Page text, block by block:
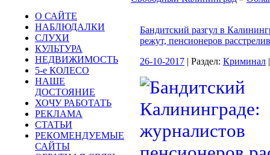
О САЙТЕ
НАБЛЮДАЛКИ
СЛУХИ
КУЛЬТУРА
НЕДВИЖИМОСТЬ
5-е КОЛЕСО
НАШЕ
ДОСТОЯНИЕ
ХОЧУ РАБОТАТЬ
РЕКЛАМА
СТАТЬИ
РЕКОМЕНДУЕМЫЕ
САЙТЫ
Бандитский разгул в
режут, пенсионеров
26-10-2017 | Раздел: Криминал